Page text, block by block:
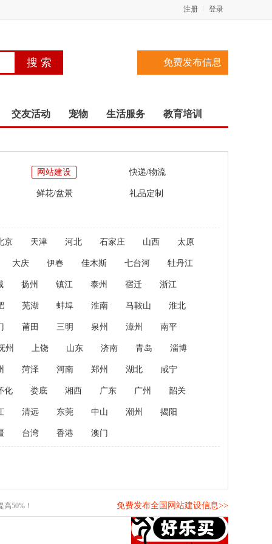
登录
注册
免费发布信息
交友活动 宠物 生活服务 教育培训
网站建设 快递/物流
鲜花/盆景 礼品定制
京 天津 河北 石家庄 山西 太原
大庆 伊春 佳木斯 七台河 牡丹江
扬州 镇江 泰州 宿迁 浙江
芜湖 蚌埠 淮南 马鞍山 淮北
莆田 三明 泉州 漳州 南平
州 上饶 山东 济南 青岛 淄博
菏泽 河南 郑州 湖北 咸宁
化 娄底 湘西 广东 广州 韶关
清远 东莞 中山 潮州 揭阳
台湾 香港 澳门
50%！ 免费发布全国网站建设信息>>